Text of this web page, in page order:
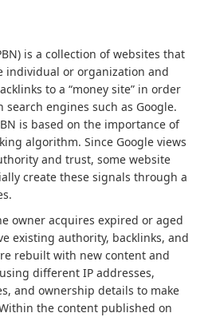
is a collection of websites that
individual or organization and
to a “money site” in order
engines such as Google.
is based on the importance of
algorithm. Since Google views
and trust, some website
create these signals through a
owner acquires expired or aged
existing authority, backlinks, and
rebuilt with new content and
different IP addresses,
and ownership details to make
the content published on